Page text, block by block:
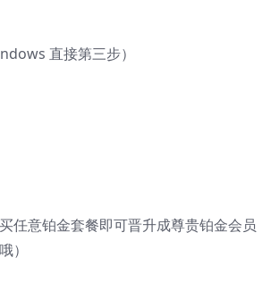
直接第三步）
任意铂金套餐即可晋升成尊贵铂金会员
）